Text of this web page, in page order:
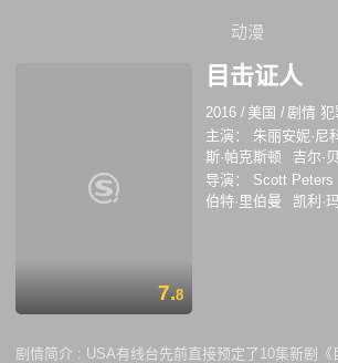
动漫
7.8
目击证人
2016 / 美国 /剧情 犯
主演：
朱丽安妮·尼
斯·帕克斯顿
吉尔·
艾丹·迪瓦恩
阿曼达
莫里斯
蓝宝·桑·法
导演： Scott Peters
伯特·里伯曼
凯利·
剧情简介 : USA有线台先前直接预定了10集新剧《